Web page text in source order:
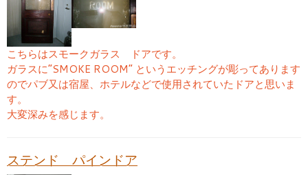
こちらはスモークガラス ドアです。
ガラスに“SMOKE ROOM” というエッチングが彫ってあります
のでパブ又は宿屋、ホテルなどで使用されていたドアと思いま
す。
大変深みを感じます。
ステンド パインドア